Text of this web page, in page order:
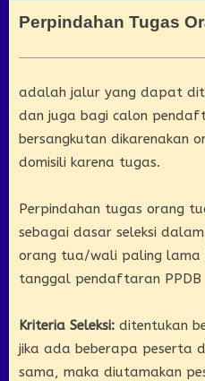
Perpindahan Tugas
adalah jalur yang dapat
dan juga bagi calon
bersangkutan dikarenakan
domisili karena tugas.
Perpindahan tugas orang
sebagai dasar seleksi
orang tua/wali paling lama
tanggal pendaftaran PPDB
Kriteria Seleksi: ditentukan
jika ada beberapa peserta
sama, maka diutamakan